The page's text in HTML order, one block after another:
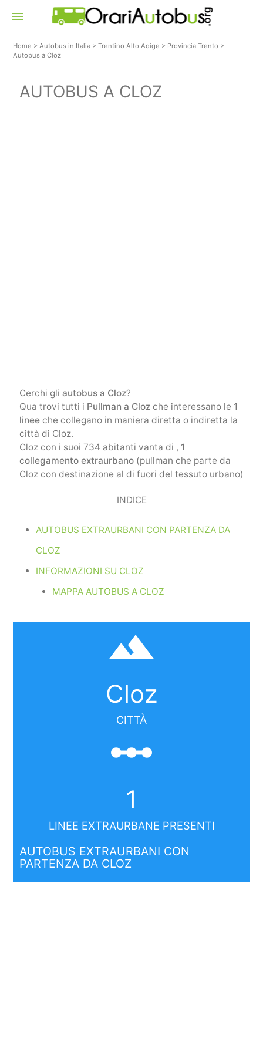
menu
Home >Autobus in Italia >Trentino Alto Adige > Provincia Trento >
Autobus a Cloz
AUTOBUS A CLOZ
Cerchi gli autobus a Cloz?
Qua trovi tutti i Pullman a Clozche interessano le 1
lineeche collegano in maniera diretta o indiretta la
città di Cloz.
Cloz con i suoi 734 abitanti vanta di , 1
collegamento extraurbano(pullman che parte da
Cloz con destinazione al di fuori del tessuto urbano)
INDICE
AUTOBUS EXTRAURBANI CON PARTENZA DA
CLOZ
INFORMAZIONI SU CLOZ
MAPPA AUTOBUS A CLOZ
filter_hdr
Cloz
CITTÀ
linear_scale
1
LINEE EXTRAURBANE PRESENTI
AUTOBUS EXTRAURBANI CON
PARTENZA DA CLOZ